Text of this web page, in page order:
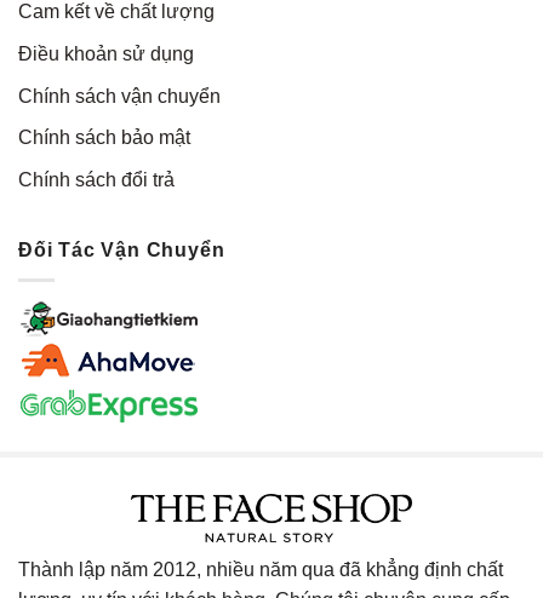
Cam kết về chất lượng
Điều khoản sử dụng
Chính sách vận chuyển
Chính sách bảo mật
Chính sách đổi trả
Đối Tác Vận Chuyển
Thành lập năm 2012, nhiều năm qua đã khẳng định chất